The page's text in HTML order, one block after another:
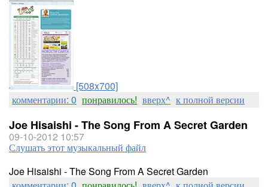
[508x700]
комментарии: 0 понравилось! вверх^ к полной версии
Joe Hisaishi - The Song From A Secret Garden
09-10-2012 10:57
Слушать этот музыкальный файл
Joe Hisaishi - The Song From A Secret Garden